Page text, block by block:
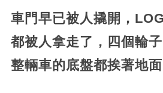
車門早已被人撬開，
都被人拿走了，四個輪
整輛車的底盤都挨著地面